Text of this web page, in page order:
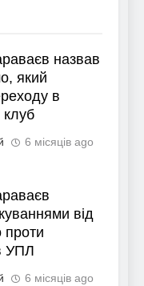
назвав
який
в
клуб
6 місяців ago
від
проти
УПЛ
6 місяців ago